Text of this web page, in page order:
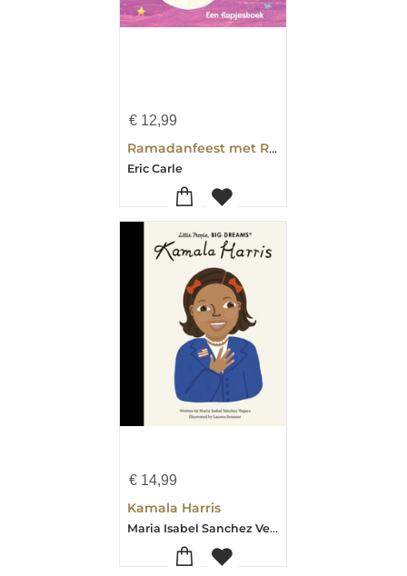
€ 12,99
Ramadanfeest met Rupsje Nooitgenoeg
Eric Carle
€ 14,99
Kamala Harris
Maria Isabel Sanchez Vegara